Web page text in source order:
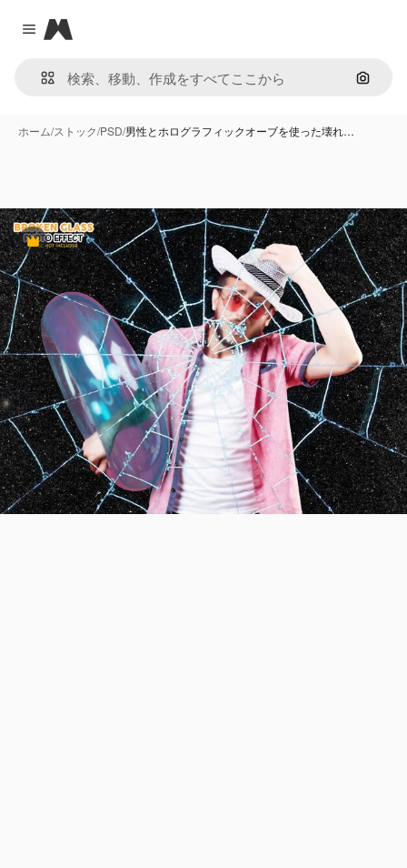
Close menu
Magnific
画像で
ホーム/ストック/PSD/男性とホログラフィックオーブを使った壊れ…
Premium